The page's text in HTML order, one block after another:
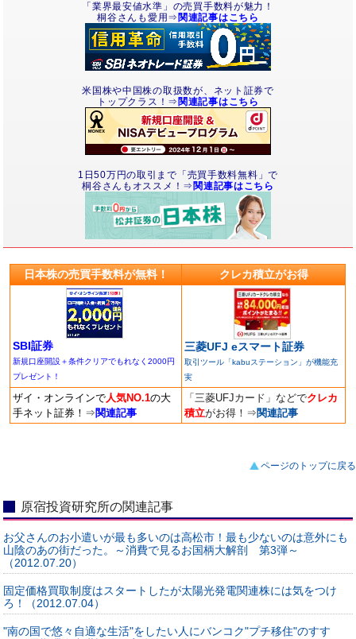
「業界最安値水準」の売買手数料が魅力！
桐谷さんも愛用⇒ 関連記事はこちら
米国株や中国株の取扱数が、ネット証券で
トップクラス！⇒ 関連記事はこちら
1日50万円の取引まで「売買手数料無料」で
桐谷さんもオススメ！⇒ 関連記事はこちら
日本株の売買手数料が無料！ クレカ積立がお得
SBI証券
新規口座開設＋条件クリアでもれなく2000円
プレゼント！
三菱UFJ eスマート証券
取引ツール「kabuステーション」が機能充
実
ザイ・オンラインで人気NO.1の大
手ネット証券！ ⇒ 関連記事
「三菱UFJカード」などでクレカ
積立がお得！ ⇒ 関連記事
ページのトップに戻る
原宿投資研究所の関連記事
お父さんのお小遣いが最も多いのは高松市！最も少ないのは意外にも
山陰のあの街だった。～消費で見るお国柄大解剖 第3弾～
（2012.07.20）
固定価格買取制度はスタートしたが太陽光発電関連株には気をつけ
ろ！（2012.07.04）
"南の国で悠々自適な生活"をしたい人にバンコク"プチ移住"のすす